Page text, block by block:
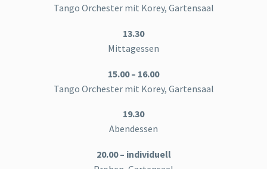
Tango Orchester mit Korey, Gartensaal
13.30
Mittagessen
15.00 – 16.00
Tango Orchester mit Korey, Gartensaal
19.30
Abendessen
20.00 – individuell